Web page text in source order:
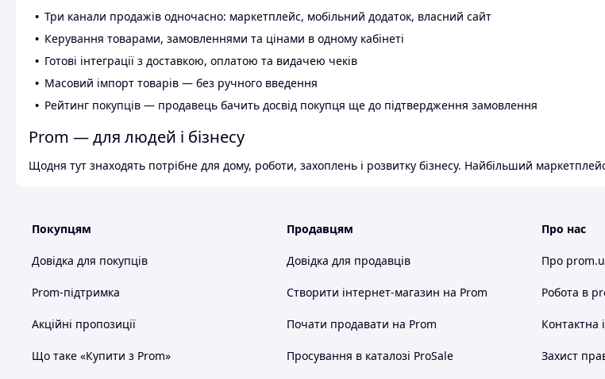
Три канали продажів одночасно: маркетплейс, мобільний додаток, власний сайт
Керування товарами, замовленнями та цінами в одному кабінеті
Готові інтеграції з доставкою, оплатою та видачею чеків
Масовий імпорт товарів — без ручного введення
Рейтинг покупців — продавець бачить досвід покупця ще до підтвердження замовлення
Prom — для людей і бізнесу
Щодня тут знаходять потрібне для дому, роботи, захоплень і розвитку бізнесу. Найбільший
Покупцям
Довідка для покупців
Prom-підтримка
Акційні пропозиції
Що таке «Купити з Prom»
Продавцям
Довідка для продавців
Створити інтернет-магазин на Prom
Почати продавати на Prom
Просування в каталозі ProSale
Про нас
Про
Робота в
Контактна
Захист